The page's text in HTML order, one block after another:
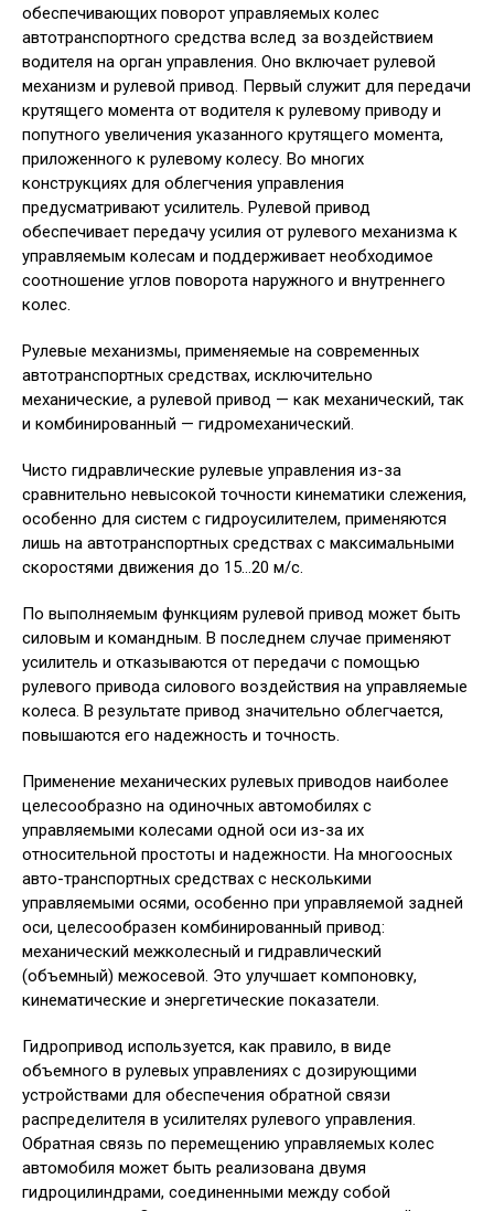
обеспечивающих поворот управляемых колес
автотранспортного средства вслед за воздействием
водителя на орган управления. Оно включает рулевой
механизм и рулевой привод. Первый служит для передачи
крутящего момента от водителя к рулевому приводу и
попутного увеличения указанного крутящего момента,
приложенного к рулевому колесу. Во многих
конструкциях для облегчения управления
предусматривают усилитель. Рулевой привод
обеспечивает передачу усилия от рулевого механизма к
управляемым колесам и поддерживает необходимое
соотношение углов поворота наружного и внутреннего
колес.
Рулевые механизмы, применяемые на современных
автотранспортных средствах, исключительно
механические, а рулевой привод — как механический, так
и комбинированный — гидромеханический.
Чисто гидравлические рулевые управления из-за
сравнительно невысокой точности кинематики слежения,
особенно для систем с гидроусилителем, применяются
лишь на автотранспортных средствах с максимальными
скоростями движения до 15…20 м/с.
По выполняемым функциям рулевой привод может быть
силовым и командным. В последнем случае применяют
усилитель и отказываются от передачи с помощью
рулевого привода силового воздействия на управляемые
колеса. В результате привод значительно облегчается,
повышаются его надежность и точность.
Применение механических рулевых приводов наиболее
целесообразно на одиночных автомобилях с
управляемыми колесами одной оси из-за их
относительной простоты и надежности. На многоосных
авто-транспортных средствах с несколькими
управляемыми осями, особенно при управляемой задней
оси, целесообразен комбинированный привод:
механический межколесный и гидравлический
(объемный) межосевой. Это улучшает компоновку,
кинематические и энергетические показатели.
Гидропривод используется, как правило, в виде
объемного в рулевых управлениях с дозирующими
устройствами для обеспечения обратной связи
распределителя в усилителях рулевого управления.
Обратная связь по перемещению управляемых колес
автомобиля может быть реализована двумя
гидроцилиндрами, соединенными между собой